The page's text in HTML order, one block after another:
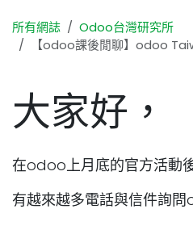
所有網誌
Odoo台灣研究所
【odoo課後閒聊】odoo
大家好，
在odoo上月底的官方活動
有越來越多電話與信件詢